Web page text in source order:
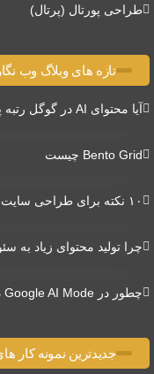
طراحی پورتال (پرتال)
تازه های وبلاگ وب
آیا محتوای AI در گوگل رتبه پایین‌تری می‌گیرد
Bento Grid چیست
۱۰ نکته برای طراحی سایت پرفروش
چرا تولید محتوای زیاد به
چطور در Google AI Mode دیده شویم
جدیدترین نمونه کار